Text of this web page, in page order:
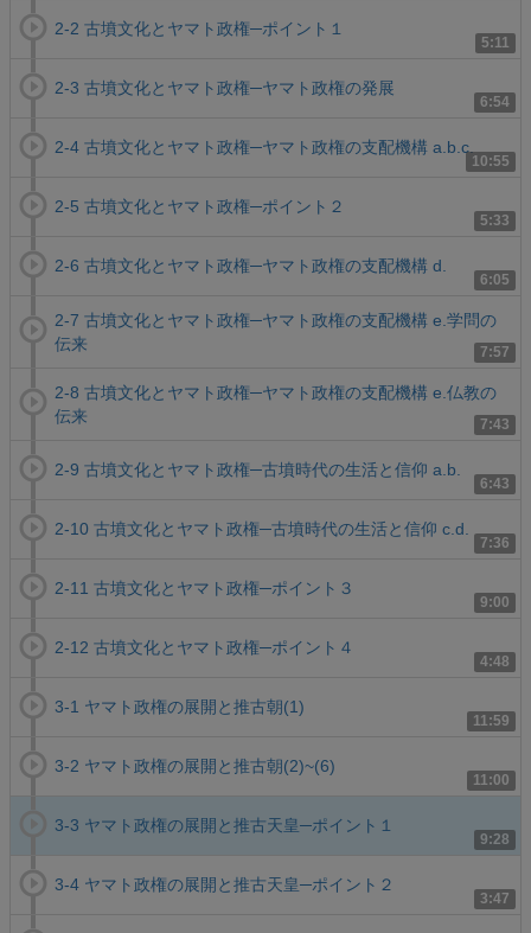
5:11
2-2 古墳文化とヤマト政権─ポイント１
6:54
2-3 古墳文化とヤマト政権─ヤマト政権の発展
10:55
2-4 古墳文化とヤマト政権─ヤマト政権の支配機構 a.b.c.
5:33
2-5 古墳文化とヤマト政権─ポイント２
6:05
2-6 古墳文化とヤマト政権─ヤマト政権の支配機構 d.
7:57
2-7 古墳文化とヤマト政権─ヤマト政権の支配機構 e.学問の
伝来
7:43
2-8 古墳文化とヤマト政権─ヤマト政権の支配機構 e.仏教の
伝来
6:43
2-9 古墳文化とヤマト政権─古墳時代の生活と信仰 a.b.
7:36
2-10 古墳文化とヤマト政権─古墳時代の生活と信仰 c.d.
9:00
2-11 古墳文化とヤマト政権─ポイント３
4:48
2-12 古墳文化とヤマト政権─ポイント４
11:59
3-1 ヤマト政権の展開と推古朝(1)
11:00
3-2 ヤマト政権の展開と推古朝(2)~(6)
9:28
3-3 ヤマト政権の展開と推古天皇─ポイント１
3:47
3-4 ヤマト政権の展開と推古天皇─ポイント２